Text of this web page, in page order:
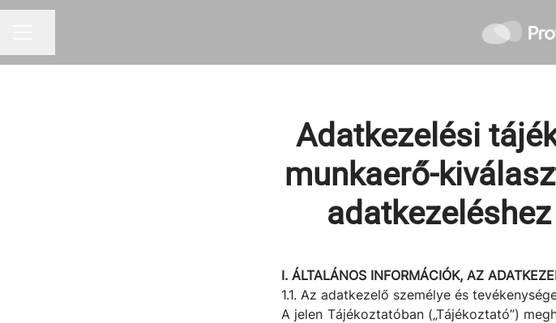
Adatkezelési
munkaerő-
I. ÁLTALÁNOS INFORMÁCIÓK, AZ
1.1. Az adatkezelő személye és
A jelen Tájékoztatóban („Tájékoztató”)